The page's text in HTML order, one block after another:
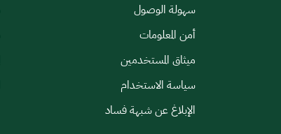
سهولة الوصول
أمن المعلومات
ميثاق المستخدمين
سياسة الاستخدام
الإبلاغ عن شبهة فساد